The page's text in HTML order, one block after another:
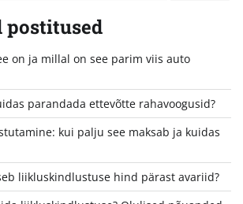
postitused
on ja millal on see parim viis auto
parandada ettevõtte rahavoogusid?
kui palju see maksab ja kuidas
liikluskindlustuse hind pärast avariid?